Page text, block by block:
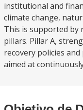
institutional and
climate change,
This is supported by
pillars. Pillar A,
recovery policies
aimed at